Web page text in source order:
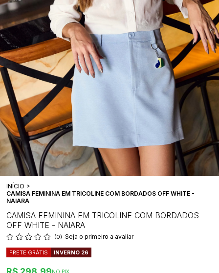
INÍCIO
CAMISA FEMININA EM TRICOLINE COM BORDADOS OFF WHITE -
NAIARA
CAMISA FEMININA EM TRICOLINE COM BORDADOS
OFF WHITE - NAIARA
(0) Seja o primeiro a avaliar
FRETE GRÁTIS INVERNO 26
NO PIX